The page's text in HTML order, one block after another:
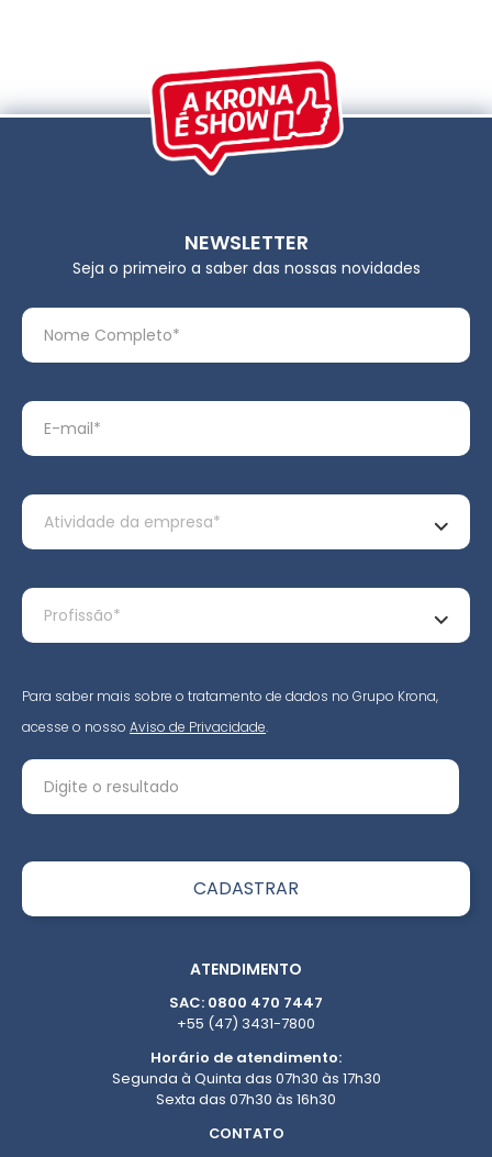
NEWSLETTER
Seja o primeiro a saber das nossas novidades
Para saber mais sobre o tratamento de dados no Grupo Krona,
acesse o nosso Aviso de Privacidade.
ATENDIMENTO
SAC: 0800 470 7447
+55 (47) 3431-7800
Horário de atendimento:
Segunda à Quinta das 07h30 às 17h30
Sexta das 07h30 às 16h30
CONTATO